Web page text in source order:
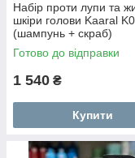
Набір проти лупи та
шкіри голови Kaaral
(шампунь + скраб)
Готово до відправки
1 540 ₴
Купити